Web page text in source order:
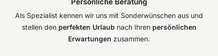
Als Spezialist kennen wir uns mit Sonderwünschen aus und
stellen den perfekten Urlaub nach Ihren persönlichen
Erwartungen zusammen.